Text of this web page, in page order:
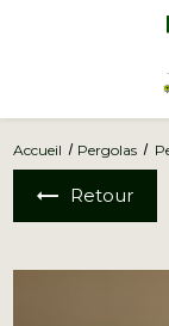
Accueil Pergolas
Retour
Panneau de